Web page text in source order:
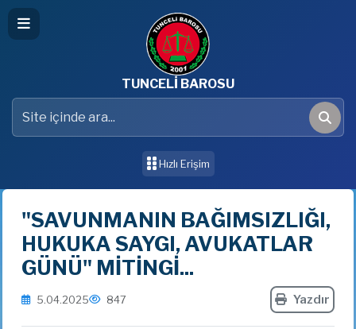
TUNCELİ BAROSU
Site içinde ara
Ara
Hızlı Erişim
"SAVUNMANIN BAĞIMSIZLIĞI,
HUKUKA SAYGI, AVUKATLAR
GÜNÜ" MİTİNGİ...
5.04.2025 847 Yazdır